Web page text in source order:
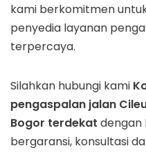
kami berkomitmen
penyedia layanan
terpercaya.
Silahkan hubungi kami
pengaspalan jalan
Bogor terdekat dengan
bergaransi, konsultasi